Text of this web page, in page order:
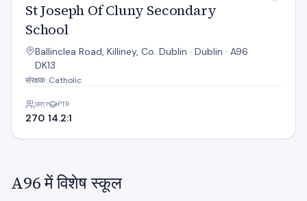
St Joseph Of Cluny Secondary
School
Ballinclea Road, Killiney, Co. Dublin · Dublin · A96
DK13
संरक्षक: Catholic
छात्र
270
PTR
14.2:1
A96 में विशेष स्कूल